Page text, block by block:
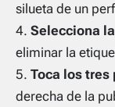
silueta de un
Selecciona
eliminar la
Toca los tres
derecha de la